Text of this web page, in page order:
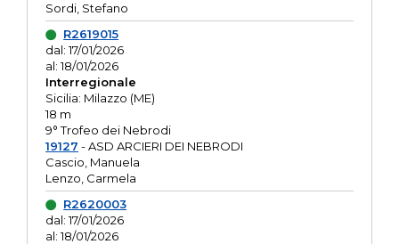
Sordi, Stefano
R2619015
dal: 17/01/2026
al: 18/01/2026
Interregionale
Sicilia: Milazzo (ME)
18 m
9° Trofeo dei Nebrodi
19127 - ASD ARCIERI DEI NEBRODI
Cascio, Manuela
Lenzo, Carmela
R2620003
dal: 17/01/2026
al: 18/01/2026